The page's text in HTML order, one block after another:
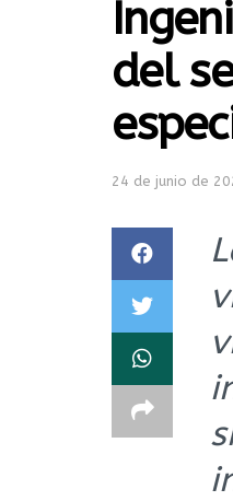
del
24 de junio de